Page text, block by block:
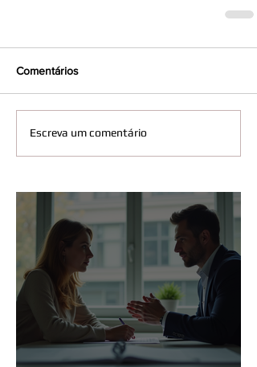
Comentários
Escreva um comentário